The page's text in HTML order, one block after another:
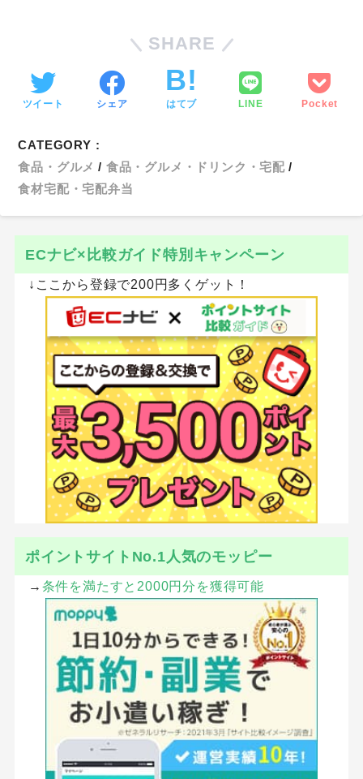
SHARE
ツイート シェア はてブ LINE Pocket
CATEGORY :
食品・グルメ
食品・グルメ・ドリンク・宅配
食材宅配・宅配弁当
ECナビ×比較ガイド特別キャンペーン
↓ここから登録で200円多くゲット！
ポイントサイトNo.1人気のモッピー
→ 条件を満たすと2000円分を獲得可能